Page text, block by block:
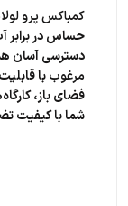
کمباکس پرو لولایی ۱۴×۱۴
حساس در برابر
دسترسی آسان
مرغوببا
فضای باز،
شما با کیفیت